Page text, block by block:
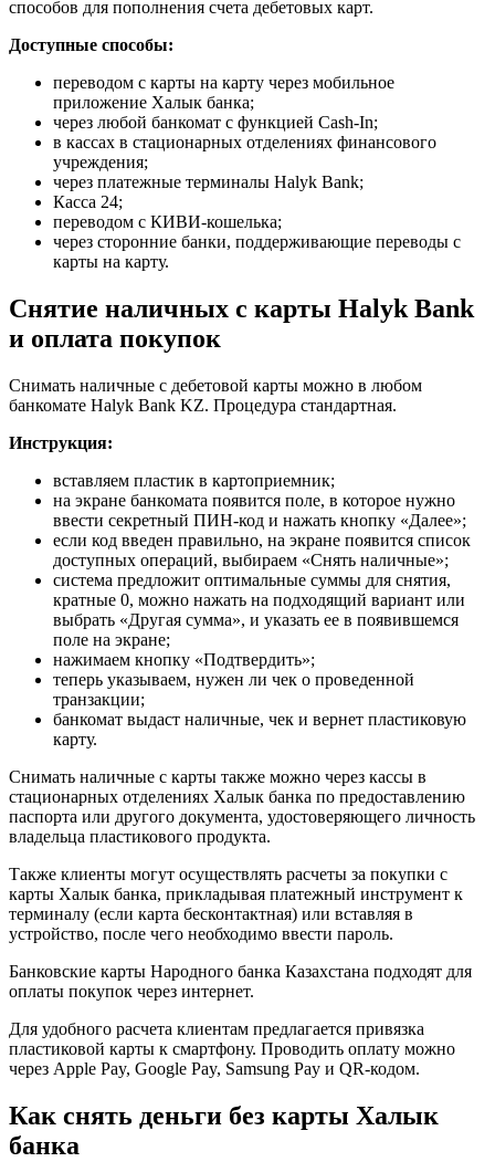
способов для пополнения счета дебетовых карт.
Доступные способы:
переводом с карты на карту через мобильное
приложение Халык банка;
через любой банкомат с функцией Cash-In;
в кассах в стационарных отделениях финансового
учреждения;
через платежные терминалы Halyk Bank;
Касса 24;
переводом с КИВИ-кошелька;
через сторонние банки, поддерживающие переводы с
карты на карту.
Снятие наличных с карты Halyk Bank
и оплата покупок
Снимать наличные с дебетовой карты можно в любом
банкомате Halyk Bank KZ. Процедура стандартная.
Инструкция:
вставляем пластик в картоприемник;
на экране банкомата появится поле, в которое нужно
ввести секретный ПИН-код и нажать кнопку «Далее»;
если код введен правильно, на экране появится список
доступных операций, выбираем «Снять наличные»;
система предложит оптимальные суммы для снятия,
кратные 0, можно нажать на подходящий вариант или
выбрать «Другая сумма», и указать ее в появившемся
поле на экране;
нажимаем кнопку «Подтвердить»;
теперь указываем, нужен ли чек о проведенной
транзакции;
банкомат выдаст наличные, чек и вернет пластиковую
карту.
Снимать наличные с карты также можно через кассы в
стационарных отделениях Халык банка по предоставлению
паспорта или другого документа, удостоверяющего личность
владельца пластикового продукта.
Также клиенты могут осуществлять расчеты за покупки с
карты Халык банка, прикладывая платежный инструмент к
терминалу (если карта бесконтактная) или вставляя в
устройство, после чего необходимо ввести пароль.
Банковские карты Народного банка Казахстана подходят для
оплаты покупок через интернет.
Для удобного расчета клиентам предлагается привязка
пластиковой карты к смартфону. Проводить оплату можно
через Apple Pay, Google Pay, Samsung Pay и QR-кодом.
Как снять деньги без карты Халык
банка